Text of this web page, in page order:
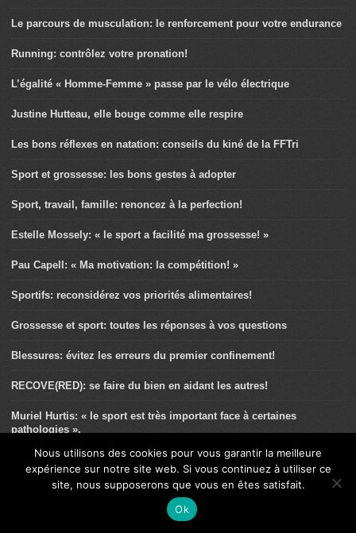
Le parcours de musculation: le renforcement pour votre endurance
Running: contrôlez votre pronation!
L’égalité « Homme-Femme » passe par le vélo électrique
Justine Hutteau, elle bouge comme elle respire
Les bons réflexes en natation: conseils du kiné de la FFTri
Sport et grossesse: les bons gestes à adopter
Sport, travail, famille: renoncez à la perfection!
Estelle Mossely: « le sport a facilité ma grossesse! »
Pau Capell: « Ma motivation: la compétition! »
Sportifs: reconsidérez vos priorités alimentaires!
Grossesse et sport: toutes les réponses à vos questions
Blessures: évitez les erreurs du premier confinement!
RECOVE(RED): se faire du bien en aidant les autres!
Muriel Hurtis: « le sport est très important face à certaines
pathologies ».
Télétravail au féminin: conseils avisés de la FFEPGV
Confinement: courez en méditant
Les ultra-traileurs sont-ils malades?
Nous utilisons des cookies pour vous garantir la meilleure
expérience sur notre site web. Si vous continuez à utiliser ce
site, nous supposerons que vous en êtes satisfait.
Ok